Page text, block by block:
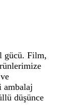
gücü. Film,
ambalaj
düşünce